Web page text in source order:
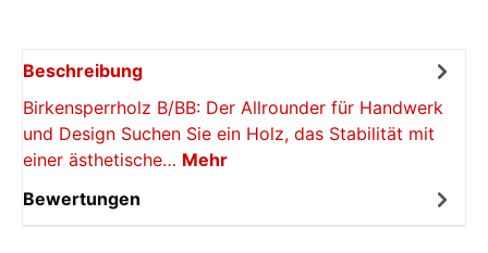
Beschreibung
Birkensperrholz B/BB: Der Allrounder für Handwerk
und Design Suchen Sie ein Holz, das Stabilität mit
einer ästhetische… Mehr
Bewertungen